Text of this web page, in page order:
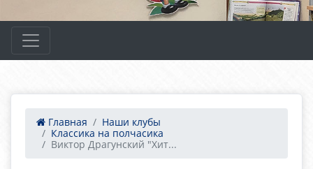
Главная
Наши клубы
Классика на полчасика
Виктор Драгунский "Хит...